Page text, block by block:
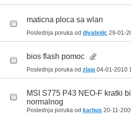
maticna ploca sa wlan
Poslednja poruka od diyabolic 29-01-
bios flash pomoc
Poslednja poruka od zlaja 04-01-2010
MSI S775 P43 NEO-F kratki
normalnog
Poslednja poruka od karbus 20-11-